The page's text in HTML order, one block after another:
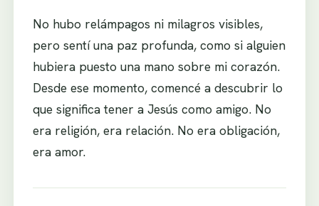
No hubo relámpagos ni milagros visibles,
pero sentí una paz profunda, como si alguien
hubiera puesto una mano sobre mi corazón.
Desde ese momento, comencé a descubrir lo
que significa tener a Jesús como amigo. No
era religión, era relación. No era obligación,
era amor.